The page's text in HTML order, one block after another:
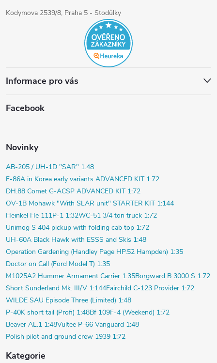
Kodymova 2539/8, Praha 5 - Stodůlky
Informace pro vás
Facebook
Novinky
AB-205 / UH-1D "SAR" 1:48
F-86A in Korea early variants ADVANCED KIT 1:72
DH.88 Comet G-ACSP ADVANCED KIT 1:72
OV-1B Mohawk "With SLAR unit" STARTER KIT 1:144
Heinkel He 111P-1 1:32WC-51 3/4 ton truck 1:72
Unimog S 404 pickup with folding cab top 1:72
UH-60A Black Hawk with ESSS and Skis 1:48
Operation Gardening (Handley Page HP.52 Hampden) 1:35
Doctor on Call (Ford Model T) 1:35
M1025A2 Hummer Armament Carrier 1:35Borgward B 3000 S 1:72
Short Sunderland Mk. III/V 1:144Fairchild C-123 Provider 1:72
WILDE SAU Episode Three (Limited) 1:48
P-40K short tail (Profi) 1:48Bf 109F-4 (Weekend) 1:72
Beaver AL.1 1:48Vultee P-66 Vanguard 1:48
Polish pilot and ground crew 1939 1:72
Kategorie